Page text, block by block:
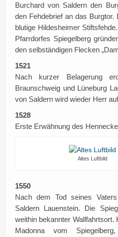
Burchard von Saldern den
den Fehdebrief an das
blutige Hildesheimer
Pfarrdorfes Spiegelberg
den selbständigen Flecken
1521
Nach kurzer Belagerung
Braunschweig und Lüneburg
von Saldern wird wieder Herr
1528
Erste Erwähnung des
Altes Luftbild
1550
Nach dem Tod seines
Saldern Lauenstein. Die
weithin bekannter
Madonna vom